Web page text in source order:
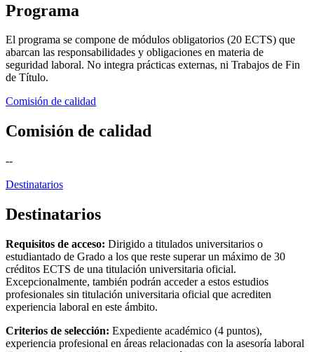
Programa
El programa se compone de módulos obligatorios (20 ECTS) que
abarcan las responsabilidades y obligaciones en materia de
seguridad laboral. No integra prácticas externas, ni Trabajos de Fin
de Título.
Comisión de calidad
Comisión de calidad
--
Destinatarios
Destinatarios
Requisitos de acceso: Dirigido a titulados universitarios o
estudiantado de Grado a los que reste superar un máximo de 30
créditos ECTS de una titulación universitaria oficial.
Excepcionalmente, también podrán acceder a estos estudios
profesionales sin titulación universitaria oficial que acrediten
experiencia laboral en este ámbito.
Criterios de selección: Expediente académico (4 puntos),
experiencia profesional en áreas relacionadas con la asesoría laboral